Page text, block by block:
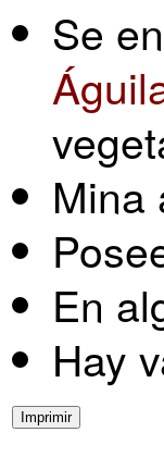
Se
Mina
En
Hay